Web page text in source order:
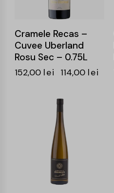
Cramele Recas –
Cuvee Uberland
Rosu Sec – 0.75L
152,00 lei 114,00 lei